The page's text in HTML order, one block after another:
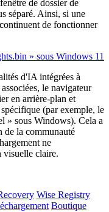
de dossier de
séparé. Ainsi, si une
de fonctionner
» sous Windows 11
d'IA intégrées à
le navigateur
en arrière-plan et
(par exemple, le
» sous Windows). Cela a
de la communauté
ne
visuelle claire.
Wise Registry
Boutique